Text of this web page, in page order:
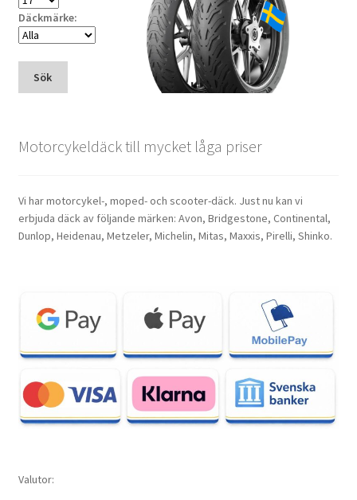
Däckmärke:
Sök
Motorcykeldäck till mycket låga priser
Vi har motorcykel-, moped- och scooter-däck. Just nu kan vi
erbjuda däck av följande märken: Avon, Bridgestone, Continental,
Dunlop, Heidenau, Metzeler, Michelin, Mitas, Maxxis, Pirelli, Shinko.
Valutor: